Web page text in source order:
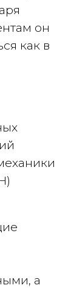
он
как в
а